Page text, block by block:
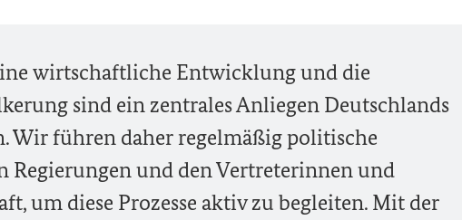
wirtschaftliche Entwicklung und die
sind ein zentrales Anliegen Deutschlands
Wir führen daher regelmäßig politische
Regierungen und den Vertreterinnen und
um diese Prozesse aktiv zu begleiten. Mit der